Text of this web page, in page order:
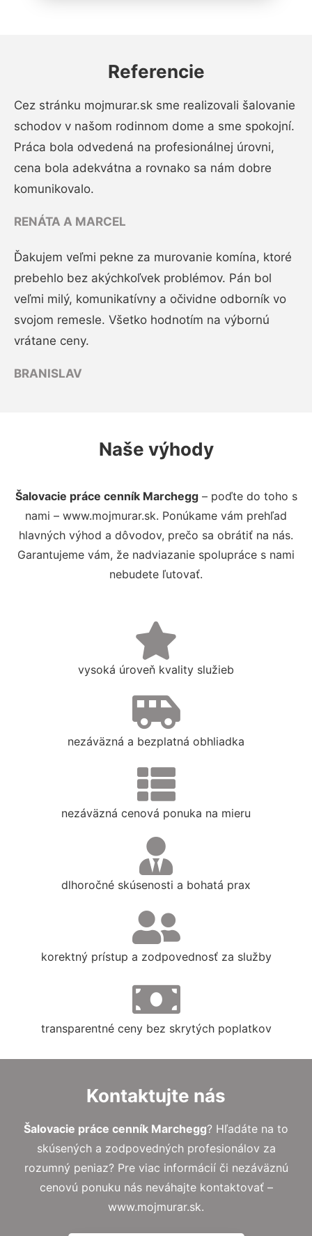
Referencie
Cez stránku mojmurar.sk sme realizovali šalovanie
schodov v našom rodinnom dome a sme spokojní.
Práca bola odvedená na profesionálnej úrovni,
cena bola adekvátna a rovnako sa nám dobre
komunikovalo.
RENÁTA A MARCEL
Ďakujem veľmi pekne za murovanie komína, ktoré
prebehlo bez akýchkoľvek problémov. Pán bol
veľmi milý, komunikatívny a očividne odborník vo
svojom remesle. Všetko hodnotím na výbornú
vrátane ceny.
BRANISLAV
Naše výhody
Šalovacie práce cenník Marchegg– poďte do toho s
nami – www.mojmurar.sk. Ponúkame vám prehľad
hlavných výhod a dôvodov, prečo sa obrátiť na nás.
Garantujeme vám, že nadviazanie spolupráce s nami
nebudete ľutovať.
vysoká úroveň kvality služieb
nezáväzná a bezplatná obhliadka
nezáväzná cenová ponuka na mieru
dlhoročné skúsenosti a bohatá prax
korektný prístup a zodpovednosť za služby
transparentné ceny bez skrytých poplatkov
Kontaktujte nás
Šalovacie práce cenník Marchegg? Hľadáte na to
skúsených a zodpovedných profesionálov za
rozumný peniaz? Pre viac informácií či nezáväznú
cenovú ponuku nás neváhajte kontaktovať –
www.mojmurar.sk.